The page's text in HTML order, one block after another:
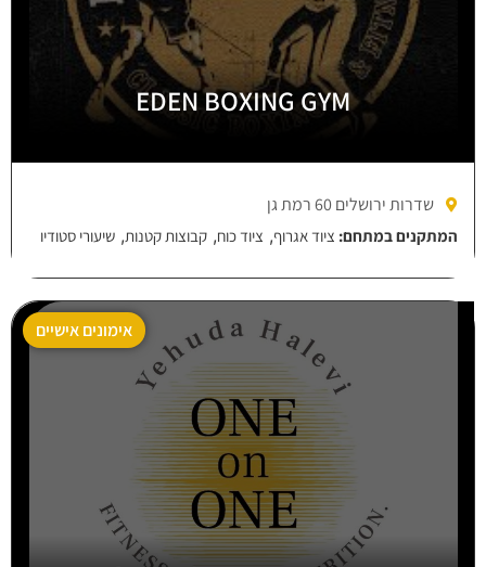
EDEN BOXING GYM
שדרות ירושלים 60 רמת גן
המתקנים במתחם: ציוד אגרוף, ציוד כוח, קבוצות קטנות, שיעורי סטודיו
אימונים אישיים